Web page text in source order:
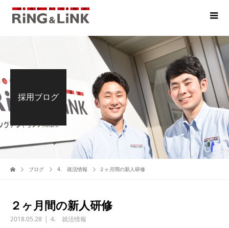
採用ブログ
ブログ 4. 就活情報 ２ヶ月間の新人研修
２ヶ月間の新人研修
2018.05.28 4. 就活情報